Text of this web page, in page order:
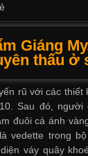
Giáng
thấu ở
rũ với các thiết
Sau đó, người
đuôi cá ánh
vedette trong
váy quây